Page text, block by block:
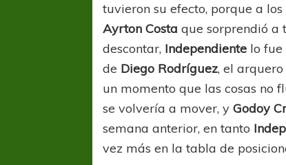
tuvieron su efecto, porque a
Ayrton Costaque sorprendió a
descontar, Independiente lo fue
de Diego Rodríguez, el
un momento que las cosas no
se volvería a mover, yGodoy
semana anterior, en tanto
vez más en la tabla de